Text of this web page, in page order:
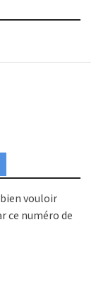
bien vouloir
ce numéro de